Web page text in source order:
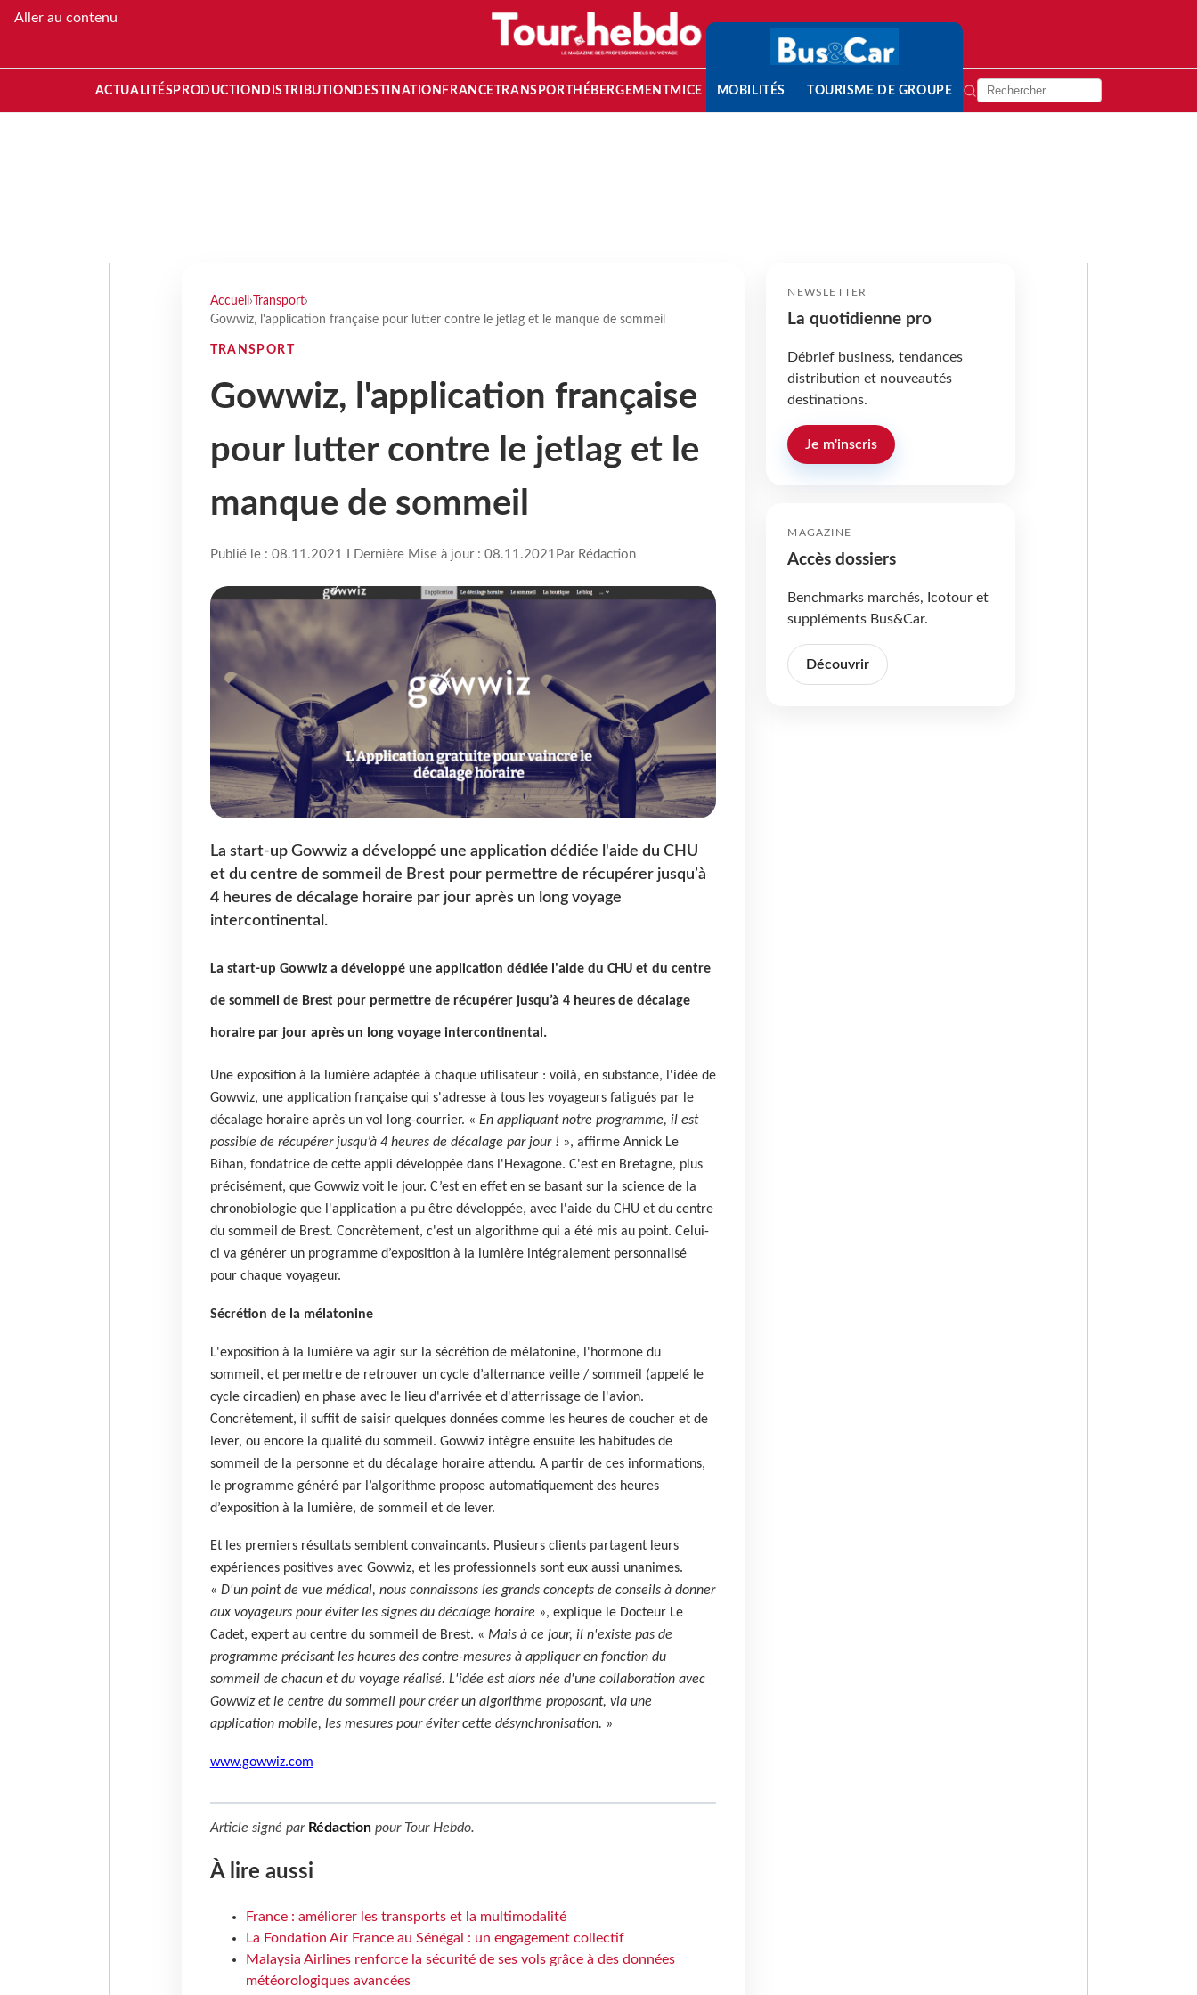
Aller au contenu
ACTUALITÉS PRODUCTION DISTRIBUTION DESTINATION FRANCETRANSPORT HÉBERGEMENTMICE MOBILITÉS TOURISME DE GROUPE
Accueil › Transport›
Gowwiz, l'application française pour lutter contre le jetlag et le manque de sommeil
TRANSPORT
Gowwiz, l'application française
pour lutter contre le jetlag et le
manque de sommeil
Publié le : 08.11.2021 I Dernière Mise à jour : 08.11.2021 Par Rédaction
La start-up Gowwiz a développé une application dédiée l'aide du CHU
et du centre de sommeil de Brest pour permettre de récupérer jusqu’à
4 heures de décalage horaire par jour après un long voyage
intercontinental.
La start-up Gowwiz a développé une application dédiée l'aide du CHU et du centre
de sommeil de Brest pour permettre de récupérer jusqu’à 4 heures de décalage
horaire par jour après un long voyage intercontinental.
Une exposition à la lumière adaptée à chaque utilisateur : voilà, en substance, l'idée de
Gowwiz, une application française qui s'adresse à tous les voyageurs fatigués par le
décalage horaire après un vol long-courrier. « En appliquant notre programme, il est
possible de récupérer jusqu’à 4 heures de décalage par jour ! », affirme Annick Le
Bihan, fondatrice de cette appli développée dans l'Hexagone. C'est en Bretagne, plus
précisément, que Gowwiz voit le jour. C’est en effet en se basant sur la science de la
chronobiologie que l'application a pu être développée, avec l'aide du CHU et du centre
du sommeil de Brest. Concrètement, c'est un algorithme qui a été mis au point. Celui-
ci va générer un programme d’exposition à la lumière intégralement personnalisé
pour chaque voyageur.
Sécrétion de la mélatonine
L'exposition à la lumière va agir sur la sécrétion de mélatonine, l'hormone du
sommeil, et permettre de retrouver un cycle d’alternance veille / sommeil (appelé le
cycle circadien) en phase avec le lieu d'arrivée et d'atterrissage de l'avion.
Concrètement, il suffit de saisir quelques données comme les heures de coucher et de
lever, ou encore la qualité du sommeil. Gowwiz intègre ensuite les habitudes de
sommeil de la personne et du décalage horaire attendu. A partir de ces informations,
le programme généré par l’algorithme propose automatiquement des heures
d’exposition à la lumière, de sommeil et de lever.
Et les premiers résultats semblent convaincants. Plusieurs clients partagent leurs
expériences positives avec Gowwiz, et les professionnels sont eux aussi unanimes.
« D'un point de vue médical, nous connaissons les grands concepts de conseils à donner
aux voyageurs pour éviter les signes du décalage horaire », explique le Docteur Le
Cadet, expert au centre du sommeil de Brest. « Mais à ce jour, il n'existe pas de
programme précisant les heures des contre-mesures à appliquer en fonction du
sommeil de chacun et du voyage réalisé. L'idée est alors née d'une collaboration avec
Gowwiz et le centre du sommeil pour créer un algorithme proposant, via une
application mobile, les mesures pour éviter cette désynchronisation. »
www.gowwiz.com
Article signé par Rédactionpour Tour Hebdo.
À lire aussi
France : améliorer les transports et la multimodalité
La Fondation Air France au Sénégal : un engagement collectif
Malaysia Airlines renforce la sécurité de ses vols grâce à des données
météorologiques avancées
NEWSLETTER
La quotidienne pro
Débrief business, tendances
distribution et nouveautés
destinations.
Je m'inscris
MAGAZINE
Accès dossiers
Benchmarks marchés, Icotour et
suppléments Bus&Car.
Découvrir